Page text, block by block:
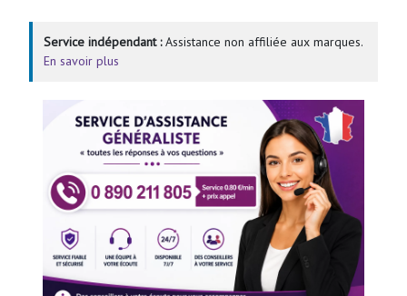
Service indépendant :Assistance non affiliée aux marques.
En savoir plus